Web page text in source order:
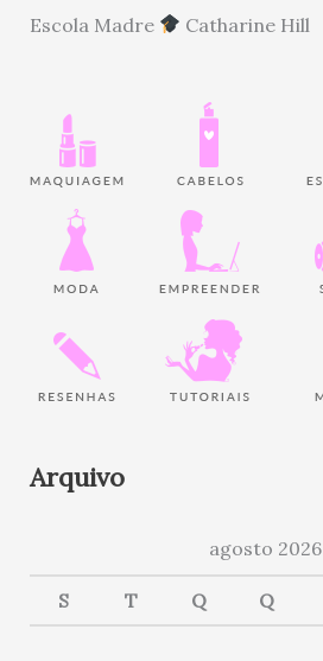
Escola Madre
Catharine Hill
Arquivo
agosto 2026
S T Q Q